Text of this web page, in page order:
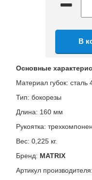
Основные
Материал губок: сталь
Тип: бокорезы
Длина: 160 мм
Рукоятка:
Вес: 0,225 кг.
Бренд: MATRIX
Артикул